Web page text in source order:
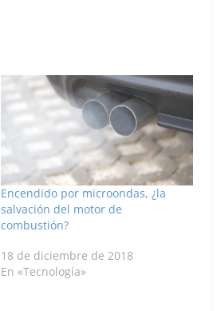
Encendido por microondas, ¿la
salvación del motor de
combustión?
18 de diciembre de 2018
En «Tecnología»